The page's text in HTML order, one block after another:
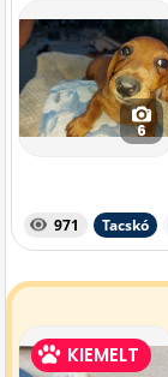
6
971 Tacskó
KIEMELT